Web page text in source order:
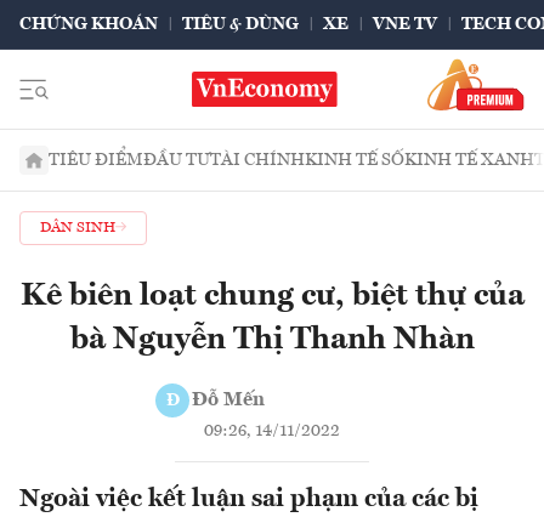
CHỨNG KHOÁN TIÊU & DÙNG XE VNE TV TECH
TIÊU ĐIỂMĐẦU TƯTÀI CHÍNHKINH TẾ SỐKINH TẾ XANH
DÂN SINH
Kê biên loạt chung cư, biệt thự của
bà Nguyễn Thị Thanh Nhàn
Đ Đỗ Mến
09:26, 14/11/2022
Ngoài việc kết luận sai phạm của các bị